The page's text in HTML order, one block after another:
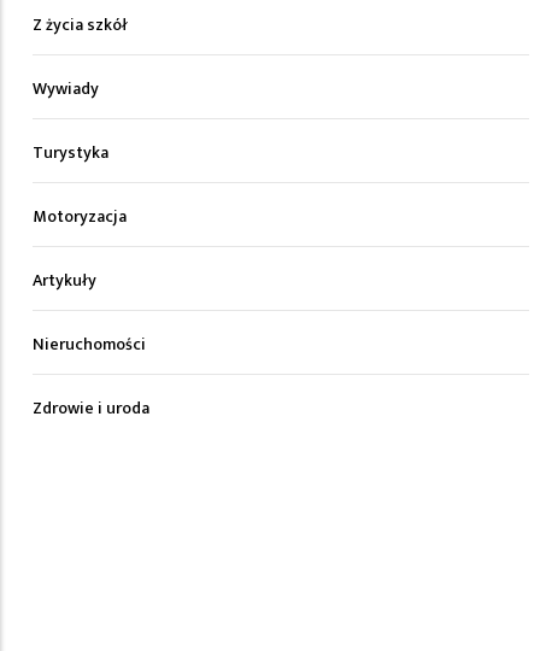
Z życia szkół
Wywiady
Turystyka
Motoryzacja
Artykuły
Nieruchomości
Zdrowie i uroda